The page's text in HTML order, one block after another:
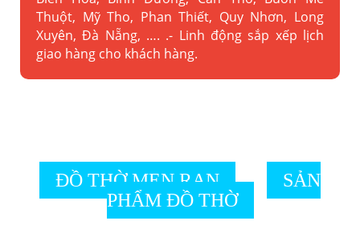
Thuột, Mỹ Tho, Phan Thiết, Quy Nhơn, Long
Xuyên, Đà Nẵng, …. .- Linh động sắp xếp lịch
giao hàng cho khách hàng.
ĐỒ THỜ MEN RẠN
SẢN
PHẨM ĐỒ THỜ